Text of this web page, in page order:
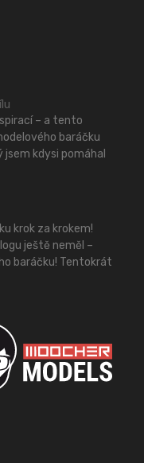
– a tento
baráčku
kdysi pomáhal
krok za krokem!
ještě neměl –
baráčku! Tentokrát